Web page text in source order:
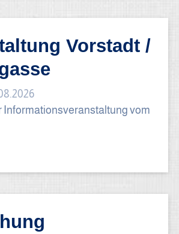
Vorstadt /
Informationsveranstaltung vom